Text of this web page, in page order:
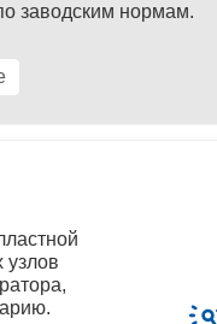
заводским нормам.
узлов